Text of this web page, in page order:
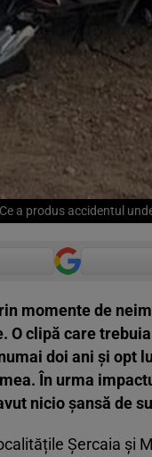
Ce a produs accidentul
momente de
clipă care
doi ani și opt
În urma
nicio șansă de
Șercaia și